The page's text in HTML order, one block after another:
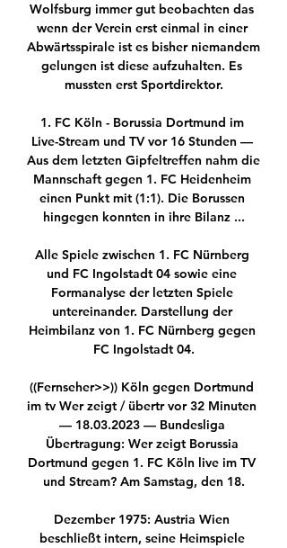
Wolfsburg immer gut beobachten das
wenn der Verein erst einmal in einer
Abwärtsspirale ist es bisher niemandem
gelungen ist diese aufzuhalten. Es
mussten erst Sportdirektor.
1. FC Köln - Borussia Dortmund im
Live-Stream und TV vor 16 Stunden —
Aus dem letzten Gipfeltreffen nahm die
Mannschaft gegen 1. FC Heidenheim
einen Punkt mit (1:1). Die Borussen
hingegen konnten in ihre Bilanz ...
Alle Spiele zwischen 1. FC Nürnberg
und FC Ingolstadt 04 sowie eine
Formanalyse der letzten Spiele
untereinander. Darstellung der
Heimbilanz von 1. FC Nürnberg gegen
FC Ingolstadt 04.
((Fernseher>>)) Köln gegen Dortmund
im tv Wer zeigt / übertr vor 32 Minuten
— 18.03.2023 — Bundesliga
Übertragung: Wer zeigt Borussia
Dortmund gegen 1. FC Köln live im TV
und Stream? Am Samstag, den 18.
Dezember 1975: Austria Wien
beschließt intern, seine Heimspiele